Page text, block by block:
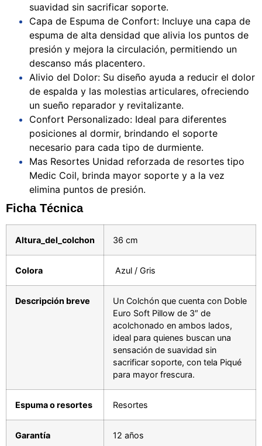
suavidad sin sacrificar soporte.
Capa de Espuma de Confort: Incluye una capa de
espuma de alta densidad que alivia los puntos de
presión y mejora la circulación, permitiendo un
descanso más placentero.
Alivio del Dolor: Su diseño ayuda a reducir el dolor
de espalda y las molestias articulares, ofreciendo
un sueño reparador y revitalizante.
Confort Personalizado: Ideal para diferentes
posiciones al dormir, brindando el soporte
necesario para cada tipo de durmiente.
Mas Resortes Unidad reforzada de resortes tipo
Medic Coil, brinda mayor soporte y a la vez
elimina puntos de presión.
Ficha Técnica
Altura_del_colchon 36 cm
Colora Azul / Gris
Descripción breve
Un Colchón que cuenta con Doble
Euro Soft Pillow de 3″ de
acolchonado en ambos lados,
ideal para quienes buscan una
sensación de suavidad sin
sacrificar soporte, con tela Piqué
para mayor frescura.
Espuma o resortes Resortes
Garantía 12 años